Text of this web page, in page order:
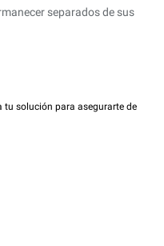
separados de sus
tu solución para asegurarte de